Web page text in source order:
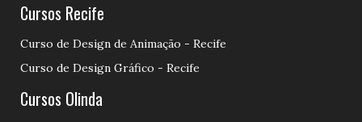
Cursos Recife
Curso de Design de Animação - Recife
Curso de Design Gráfico - Recife
Cursos Olinda